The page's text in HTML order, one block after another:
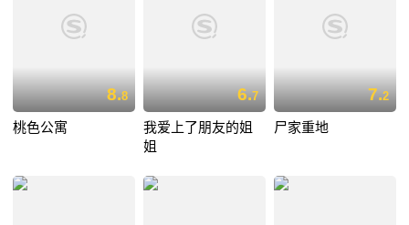
8.8
桃色公寓
6.7
我爱上了朋友的姐
姐
7.2
尸家重地